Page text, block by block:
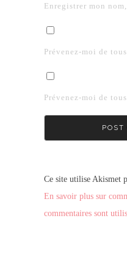
Enregistrer mon
Prévenez-moi de
Prévenez-moi de
Ce site utilise Akismet
En savoir plus sur
commentaires sont